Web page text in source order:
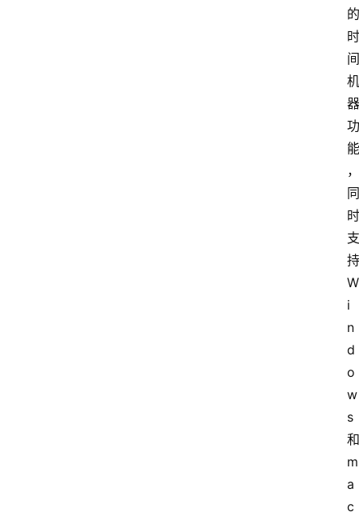
的
时
间
机
器
功
能
，
同
时
支
持
W
i
n
d
o
w
s
和
m
a
c